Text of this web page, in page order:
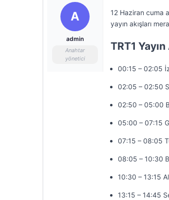
A
admin
Anahtar
yönetici
12 Haziran cuma
yayın akışları
TRT1 Yayın
00:15 – 02:05
02:05 – 02:50
02:50 – 05:00
05:00 – 07:15
07:15 – 08:05
08:05 – 10:30
10:30 – 13:15
13:15 – 14:45